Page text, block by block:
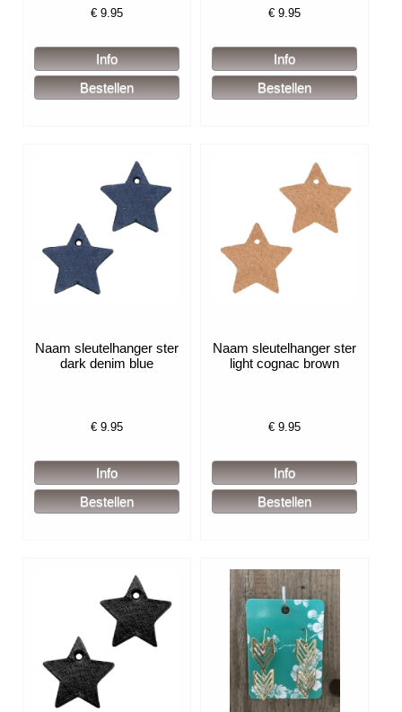
€9.95 €9.95
Naam sleutelhanger ster
dark denim blue
€9.95
Naam sleutelhanger ster
light cognac brown
€9.95